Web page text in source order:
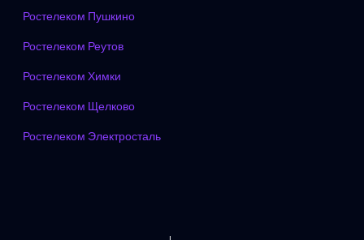
Ростелеком Пушкино
Ростелеком Реутов
Ростелеком Химки
Ростелеком Щелково
Ростелеком Электросталь